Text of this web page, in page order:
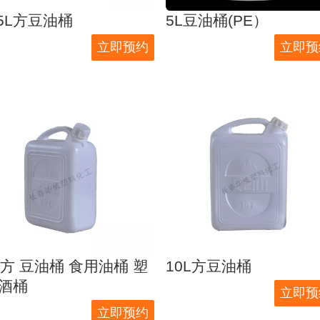
方豆油桶
立即预约
5L豆油桶(PE）
立即
豆油桶 食用油桶 塑
桶
立即预约
10L方豆油桶
立即